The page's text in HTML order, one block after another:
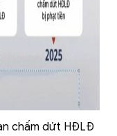
chấm dứt HĐLĐ